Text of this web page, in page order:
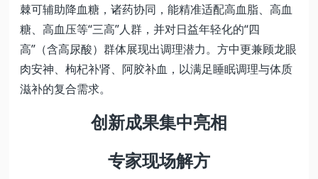
棘可辅助降血糖，诸药协同，能精准适配高血脂、高血
糖、高血压等“三高”人群，并对日益年轻化的“四
高”（含高尿酸）群体展现出调理潜力。方中更兼顾龙眼
肉安神、枸杞补肾、阿胶补血，以满足睡眠调理与体质
滋补的复合需求。
创新成果集中亮相
专家现场解方